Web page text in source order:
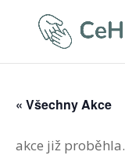
« Všechny Akce
akce již proběhla.